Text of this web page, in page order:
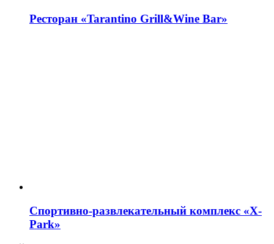
Ресторан «Tarantino Grill&Wine Bar»
Спортивно-развлекательный комплекс «X-
Park»